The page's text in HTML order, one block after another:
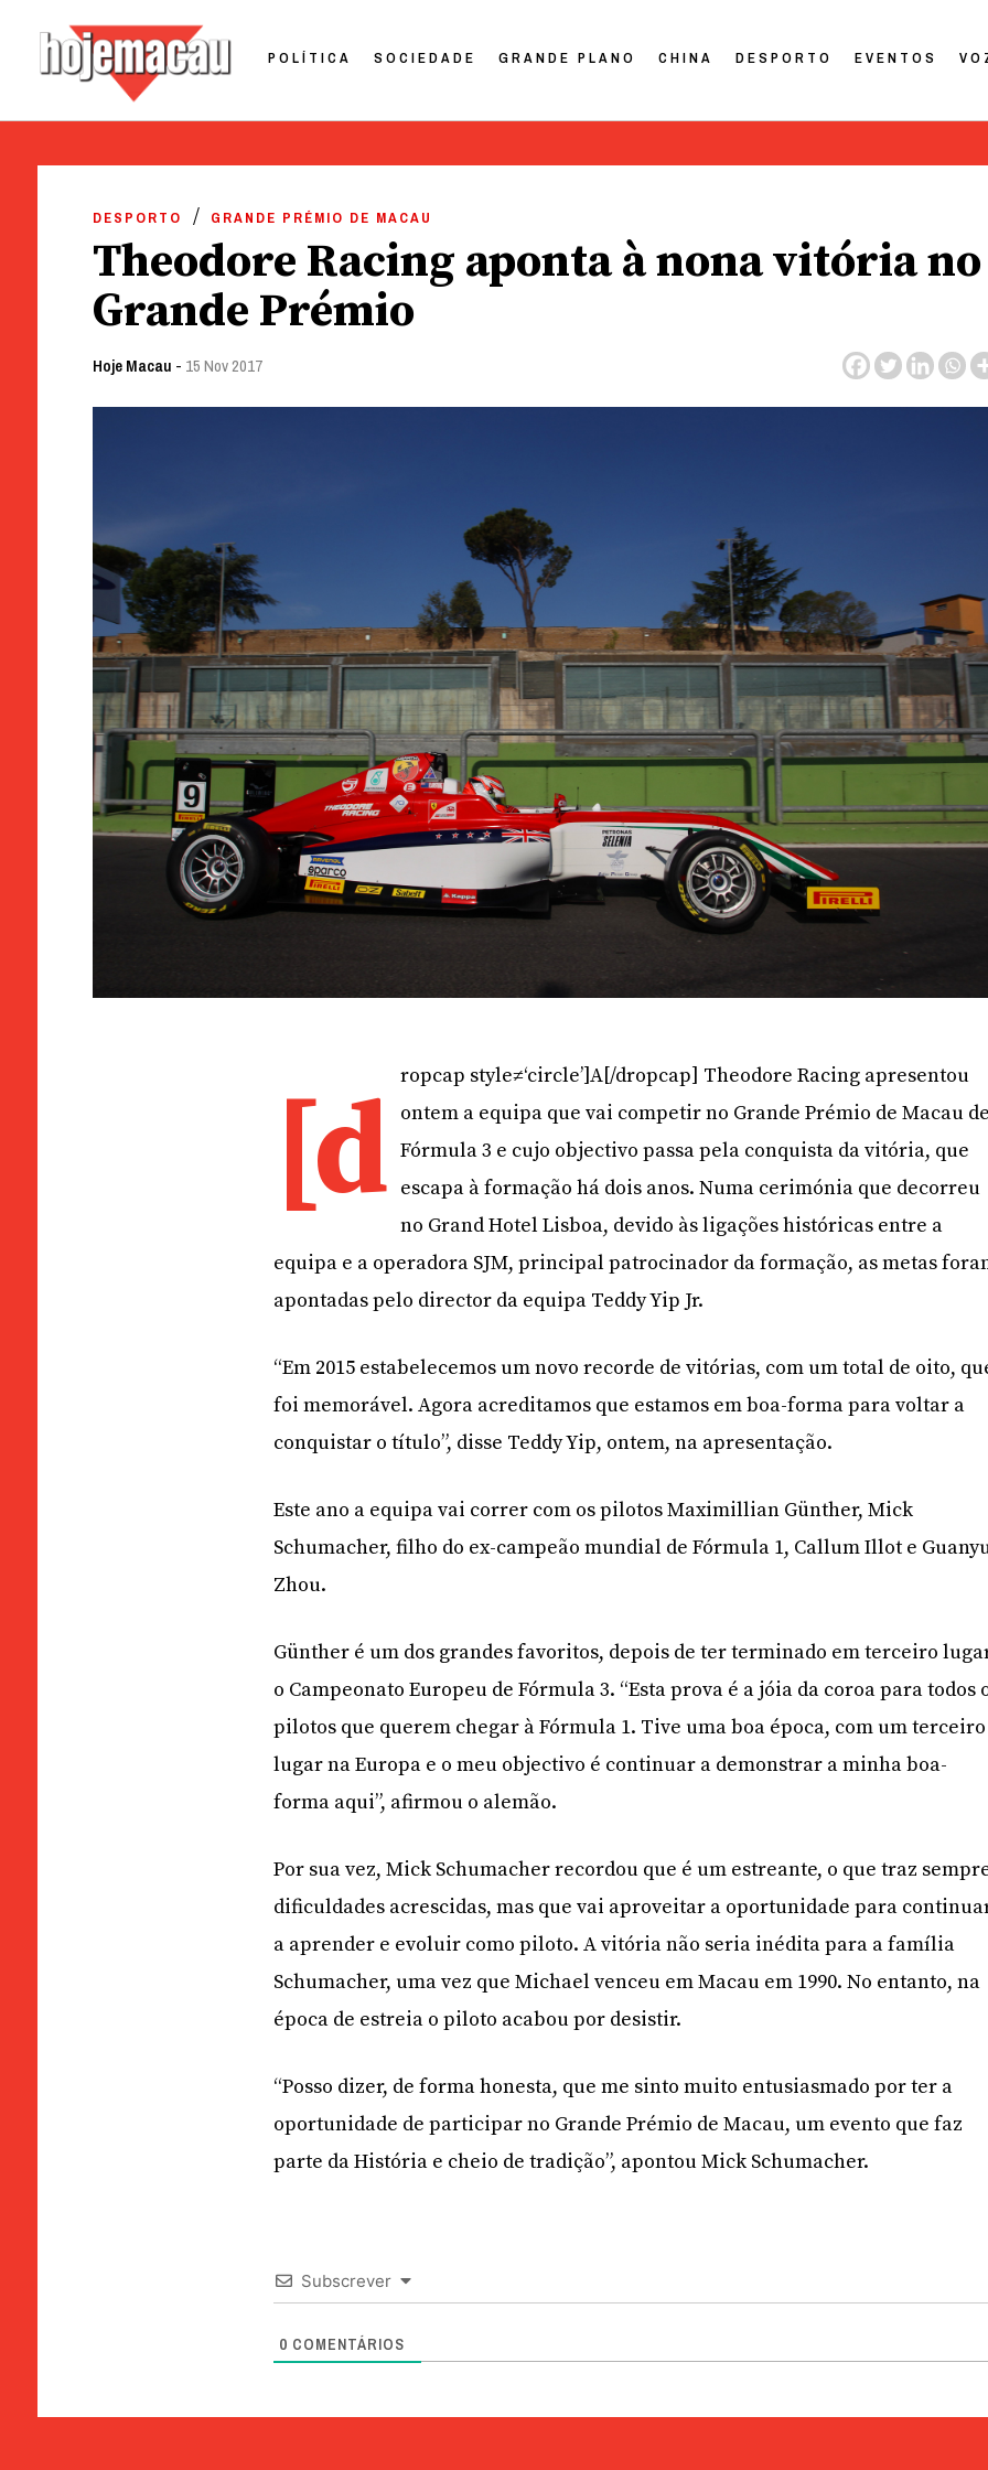
POLÍTICA SOCIEDADE GRANDE PLANO CHINA DESPORTO EVENTOS
DESPORTO GRANDE PRÉMIO DE MACAU
Theodore Racing aponta à nona vitória no
Grande Prémio
Hoje Macau - 15 Nov 2017
[d ropcap style≠‘circle’]A[/dropcap] Theodore Racing apresentou
ontem a equipa que vai competir no Grande Prémio de Macau de
Fórmula 3 e cujo objectivo passa pela conquista da vitória, que
escapa à formação há dois anos. Numa cerimónia que decorreu
no Grand Hotel Lisboa, devido às ligações históricas entre a
equipa e a operadora SJM, principal patrocinador da formação, as metas
apontadas pelo director da equipa Teddy Yip Jr.
“Em 2015 estabelecemos um novo recorde de vitórias, com um total de oito,
foi memorável. Agora acreditamos que estamos em boa-forma para voltar a
conquistar o título”, disse Teddy Yip, ontem, na apresentação.
Este ano a equipa vai correr com os pilotos Maximillian Günther, Mick
Schumacher, filho do ex-campeão mundial de Fórmula 1, Callum Illot e
Zhou.
Günther é um dos grandes favoritos, depois de ter terminado em terceiro
o Campeonato Europeu de Fórmula 3. “Esta prova é a jóia da coroa para todos
pilotos que querem chegar à Fórmula 1. Tive uma boa época, com um terceiro
lugar na Europa e o meu objectivo é continuar a demonstrar a minha boa-
forma aqui”, afirmou o alemão.
Por sua vez, Mick Schumacher recordou que é um estreante, o que traz
dificuldades acrescidas, mas que vai aproveitar a oportunidade para
a aprender e evoluir como piloto. A vitória não seria inédita para a família
Schumacher, uma vez que Michael venceu em Macau em 1990. No entanto, na
época de estreia o piloto acabou por desistir.
“Posso dizer, de forma honesta, que me sinto muito entusiasmado por ter a
oportunidade de participar no Grande Prémio de Macau, um evento que faz
parte da História e cheio de tradição”, apontou Mick Schumacher.
Subscrever
0 COMENTÁRIOS